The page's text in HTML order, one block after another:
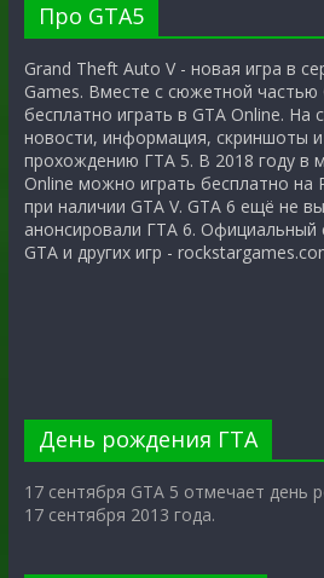
Про GTA5
Grand Theft Auto V - новая игра в
Games. Вместе с сюжетной частью
бесплатно играть в GTA Online. На
новости, информация, скриншоты
прохождению ГТА 5. В 2018 году в
Online можно играть бесплатно на
при наличии GTA V. GTA 6 ещё не
анонсировали ГТА 6. Официальный
GTA и других игр -
День рождения ГТА
17 сентября GTA 5 отмечает день
17 сентября 2013 года.